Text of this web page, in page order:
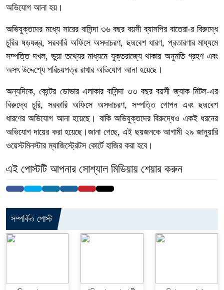
অভিযোগ আনা হয়।
অভিযুক্তদের মধ্যে সারের বাসিন্দা ৩৬ বছর বয়সী ব্যাসপির বাতেরা-র বিরুদ্ধে
চুরির ষড়যন্ত্র, সরকারি অফিসে অসদাচরণ, ছদ্মবেশ ধারণ, প্রতারণার মাধ্যমে
সম্পত্তি দখল, ভুয়া তথ্যের মাধ্যমে যুক্তরাজ্যে থাকার অনুমতি গ্রহণ এবং
অসৎ উদ্দেশ্যে পরিচয়পত্র রাখার অভিযোগ আনা হয়েছে।
অন্যদিকে, কেন্টের ডোভার এলাকার বাসিন্দা ৩৩ বছর বয়সী জ্যাক মিটল-এর
বিরুদ্ধে চুরি, সরকারি অফিসে অসদাচরণ, সম্পত্তি গোপন এবং ছদ্মবেশ
ধারণের অভিযোগ আনা হয়েছে। বাকি অভিযুক্তদের বিরুদ্ধেও একই ধরনের
অভিযোগ দায়ের করা হয়েছে।জানা গেছে, এই ছয়জনকে আগামী ২৯ জানুয়ারি
ওয়েস্টমিনস্টার ম্যাজিস্ট্রেটস কোর্টে হাজির করা হবে।
এই পোস্টটি আপনার সোশ্যাল মিডিয়ায় শেয়ার করুন
সম্পর্কিত পোস্ট